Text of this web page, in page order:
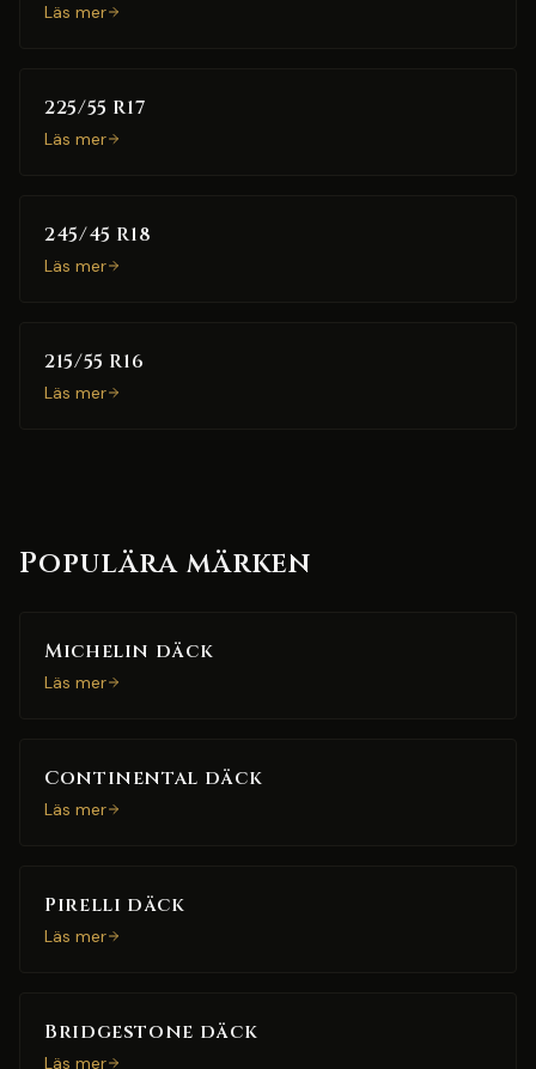
Läs mer
225/55 R17
Läs mer
245/45 R18
Läs mer
215/55 R16
Läs mer
Populära märken
Michelin däck
Läs mer
Continental däck
Läs mer
Pirelli däck
Läs mer
Bridgestone däck
Läs mer